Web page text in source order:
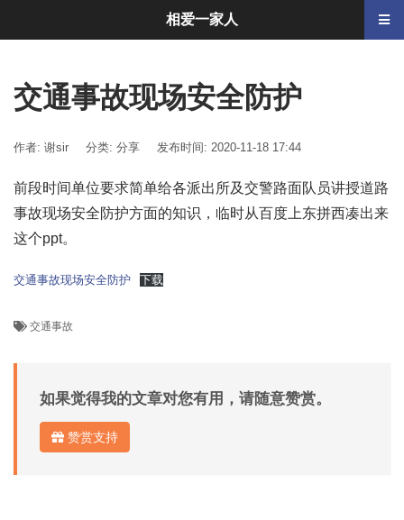
交通事故现场安全防护
作者: 谢sir 分类: 分享 发布时间: 2020-11-18 17:44
前段时间单位要求简单给各派出所及交警路面队员讲授道路
事故现场安全防护方面的知识，临时从百度上东拼西凑出来
这个ppt。
交通事故现场安全防护 下载
交通事故
如果觉得我的文章对您有用，请随意赞赏。
赞赏支持
相爱一家人